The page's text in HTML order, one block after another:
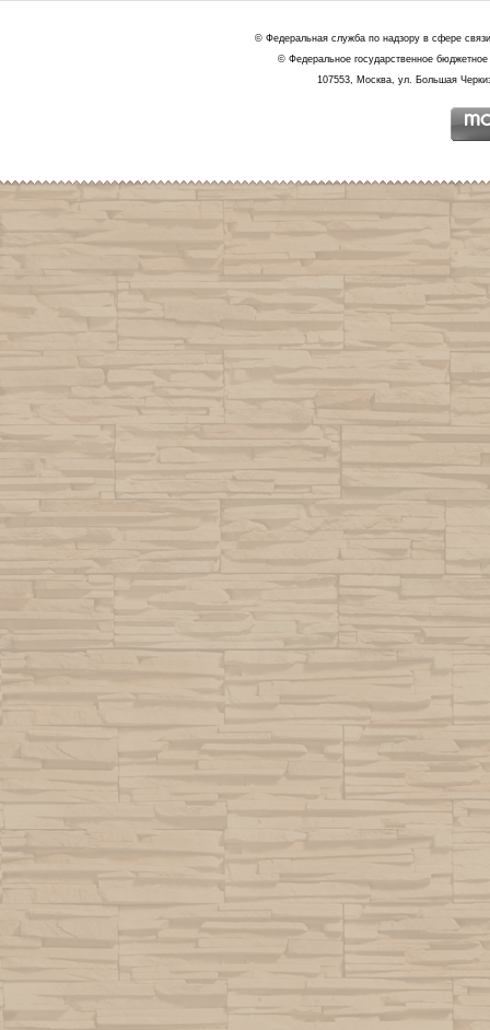
© Федеральная служба по надзору в сфере
© Федеральное государственное
107553, Москва, ул. Большая